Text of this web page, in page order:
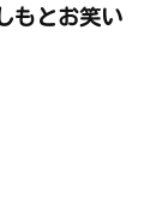
もとお笑い